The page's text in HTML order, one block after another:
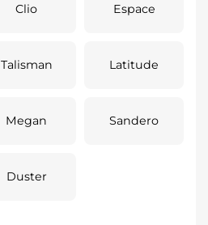
Clio Espace
Talisman Latitude
Megan Sandero
Duster